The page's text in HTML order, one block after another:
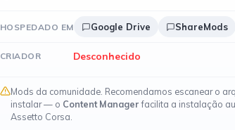
HOSPEDADO EM Google Drive ShareMods
CRIADOR Desconhecido
Mods da comunidade. Recomendamos escanear o
instalar — o Content Managerfacilita a instalação
Assetto Corsa.